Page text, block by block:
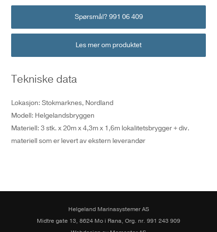
Spørsmål? 991 06 409
Les mer om produktet
Tekniske data
Lokasjon: Stokmarknes, Nordland
Modell: Helgelandsbryggen
Materiell: 3 stk. x 20m x 4,3m x 1,6m lokalitetsbrygger + div.
materiell som er levert av ekstern leverandør
Helgeland Marinasystemer AS
Midtre gate 13, 8624 Mo i Rana, Org. nr. 991 243 909